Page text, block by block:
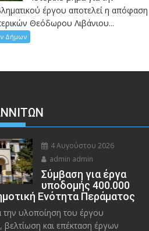
έργου αποτελεί η απόφαση
Θεόδωρου Λιβάνιου...
Δήμων
4 Αυγούστου 2026
admin admin
Σύμβαση για έργα
υποδομής 400.000
Ενότητα Περάματος
την υλοποίηση του έργου
βελτίωση και επέκταση έργων